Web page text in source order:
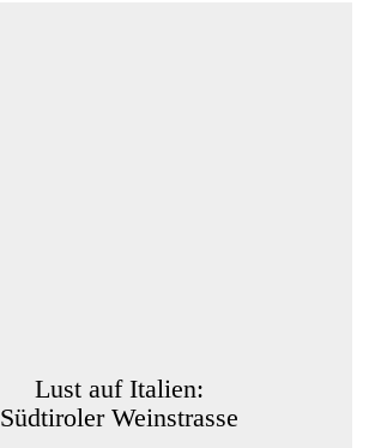
Lust auf Italien:
Südtiroler Weinstrasse